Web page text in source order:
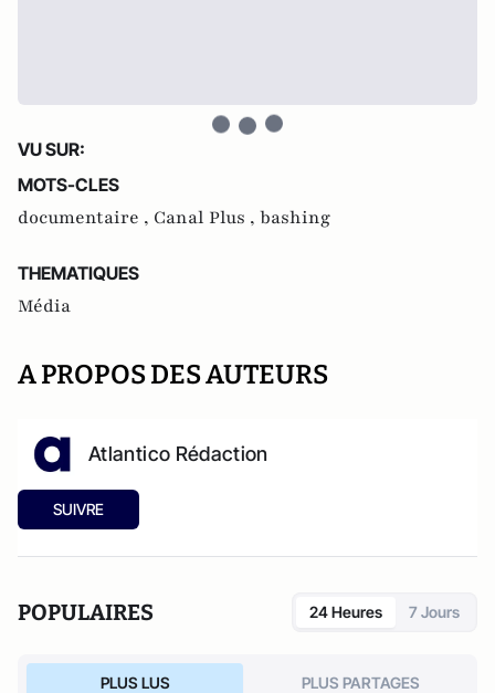
VU SUR:
MOTS-CLES
documentaire , Canal Plus , bashing
THEMATIQUES
Média
A PROPOS DES AUTEURS
Atlantico Rédaction
SUIVRE
POPULAIRES 24 Heures 7 Jours
PLUS LUS PLUS PARTAGES